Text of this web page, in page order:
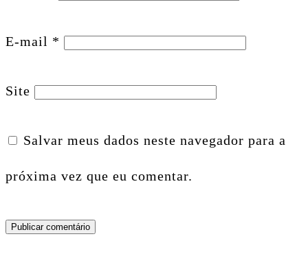
E-mail *
Site
Salvar meus dados neste navegador para a
próxima vez que eu comentar.